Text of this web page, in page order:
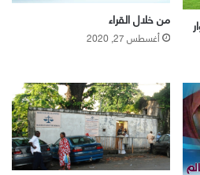
من خلال القراء
أغسطس 27, 2020